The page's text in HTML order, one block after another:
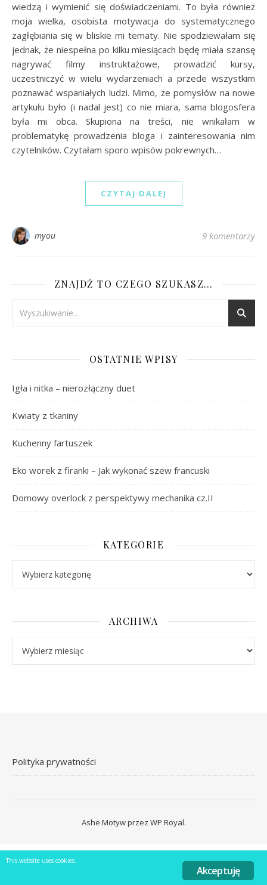
wiedzą i wymienić się doświadczeniami. To była również
moja wielka, osobista motywacja do systematycznego
zagłębiania się w bliskie mi tematy. Nie spodziewałam się
jednak, że niespełna po kilku miesiącach będę miała szansę
nagrywać filmy instruktażowe, prowadzić kursy,
uczestniczyć w wielu wydarzeniach a przede wszystkim
poznawać wspaniałych ludzi. Mimo, że pomysłów na nowe
artykułu było (i nadal jest) co nie miara, sama blogosfera
była mi obca. Skupiona na treści, nie wnikałam w
problematykę prowadzenia bloga i zainteresowania nim
czytelników. Czytałam sporo wpisów pokrewnych…
CZYTAJ DALEJ
myou 9 komentarzy
ZNAJDŹ TO CZEGO SZUKASZ…
OSTATNIE WPISY
Igła i nitka – nierozłączny duet
Kwiaty z tkaniny
Kuchenny fartuszek
Eko worek z firanki – Jak wykonać szew francuski
Domowy overlock z perspektywy mechanika cz.II
KATEGORIE
ARCHIWA
Polityka prywatności
Ashe Motyw przez WP Royal.
Akceptuję
This website uses cookies.